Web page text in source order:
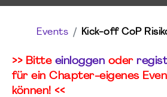
Events Kick-off CoP
>> Bitte einloggen oder
für ein Chapter-eigenes
können! <<